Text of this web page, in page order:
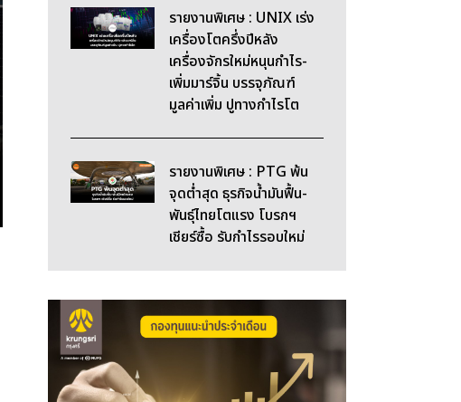
รายงานพิเศษ : UNIX เร่ง
เครื่องโตครึ่งปีหลัง
เครื่องจักรใหม่หนุนกำไร-
เพิ่มมาร์จิ้น บรรจุภัณฑ์
มูลค่าเพิ่ม ปูทางกำไรโต
รายงานพิเศษ : PTG พ้น
จุดต่ำสุด ธุรกิจน้ำมันฟื้น-
พันธุ์ไทยโตแรง โบรกฯ
เชียร์ซื้อ รับกำไรรอบใหม่